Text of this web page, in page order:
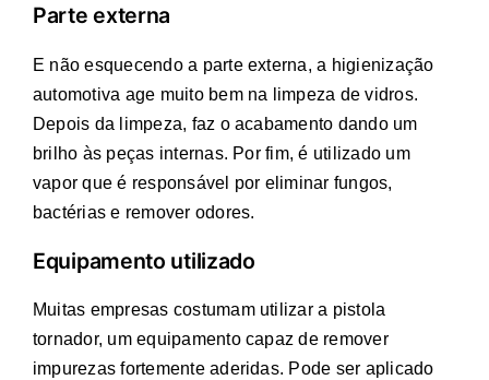
Parte externa
E não esquecendo a parte externa, a higienização
automotiva age muito bem na limpeza de vidros.
Depois da limpeza, faz o acabamento dando um
brilho às peças internas. Por fim, é utilizado um
vapor que é responsável por eliminar fungos,
bactérias e remover odores.
Equipamento utilizado
Muitas empresas costumam utilizar a pistola
tornador, um equipamento capaz de remover
impurezas fortemente aderidas. Pode ser aplicado